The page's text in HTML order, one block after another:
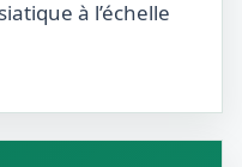
à l’échelle